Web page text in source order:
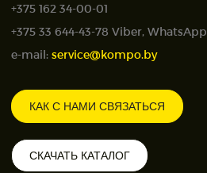
+375 162 34-00-01
+375 33 644-43-78 Viber, WhatsApp
e-mail: service@kompo.by
КАК С НАМИ СВЯЗАТЬСЯ
СКАЧАТЬ КАТАЛОГ